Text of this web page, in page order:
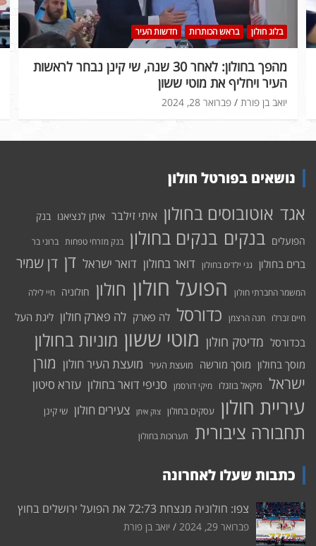
בלוג חולון בראש הכותרות חדשות העיר
מהפך בחולון: לאחר 30 שנה, שי קינן נבחר לראשות
העיר ויחליף את מוטי ששון
פברואר 28, 2024 יואב בן פורת
נושאים בפורטל חולון
אגד אוטובוסים בחולון איתי זילבר איתן לנציאנו בנק
הפועלים בנקים בנקים בחולון בנק מזרחי טפחות ברוני בר
ברים בחולון גני ילדים בחולון דואר בחולון דואר ישראל דן דן שמיר
המשמר החברתי חולון הפועל חולון חולון חולוניה חיי לילה
חיים זברלו חנה הרצמן כדורסל לה פארק לה פארק חולון ליגת העל
בכדורסל מדיטק חולון מוטי ששון מוניות בחולון
מוסך בחולון מוסך מורשה מועצת העיר מועצת העיר חולון מורן
ישראל מיקאל בוזגלו מיקי דורסמן סניפי דואר בחולון עזרא סיטון
עיריית חולון עסקים בחולון צוק איתן צעירים חולון שי קינן
תחבורה ציבורית תערוכות בחולון
כתבות שעלו לאחרונה
צפו: חולוניה מנצחת 72:73 את הפועל ירושלים בחוץ
פברואר 29, 2024 יואב בן פורת